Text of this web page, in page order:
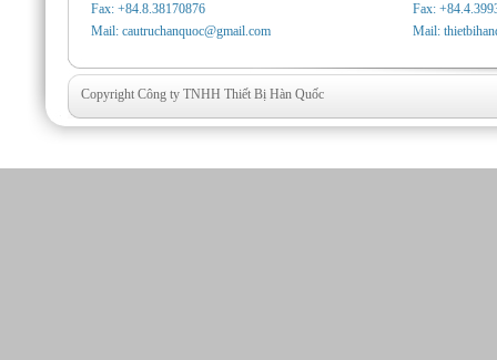
Fax: +84.8.38170876
Mail: cautruchanquoc@gmail.com
Fax:
Mail:
Copyright Công ty TNHH Thiết Bị Hàn Quốc